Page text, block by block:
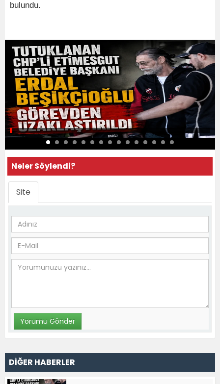
bulundu.
Neler Söylendi?
Site
DİĞER HABERLER